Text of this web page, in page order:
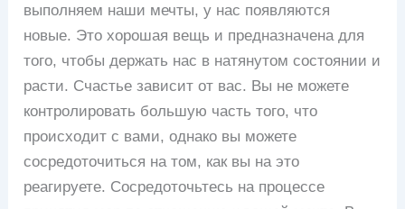
выполняем наши мечты, у нас появляются
новые. Это хорошая вещь и предназначена для
того, чтобы держать нас в натянутом состоянии и
расти. Счастье зависит от вас. Вы не можете
контролировать большую часть того, что
происходит с вами, однако вы можете
сосредоточиться на том, как вы на это
реагируете. Сосредоточьтесь на процессе